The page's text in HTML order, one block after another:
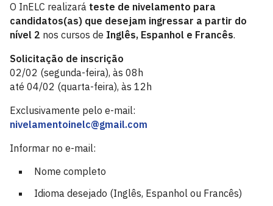
O InELC realizará teste de nivelamento para
candidatos(as) que desejam ingressar a partir do
nível 2 nos cursos de Inglês, Espanhol e Francês.
Solicitação de inscrição
02/02 (segunda-feira), às 08h
até 04/02 (quarta-feira), às 12h
Exclusivamente pelo e-mail:
nivelamentoinelc@gmail.com
Informar no e-mail:
Nome completo
Idioma desejado (Inglês, Espanhol ou Francês)